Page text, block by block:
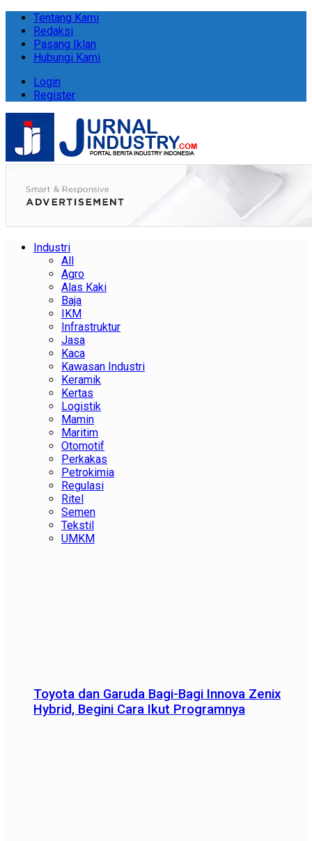
Tentang Kami
Redaksi
Pasang Iklan
Hubungi Kami
Login
Register
Industri
All
Agro
Alas Kaki
Baja
IKM
Infrastruktur
Jasa
Kaca
Kawasan Industri
Keramik
Kertas
Logistik
Mamin
Maritim
Otomotif
Perkakas
Petrokimia
Regulasi
Ritel
Semen
Tekstil
UMKM
Toyota dan Garuda Bagi-Bagi Innova Zenix
Hybrid, Begini Cara Ikut Programnya